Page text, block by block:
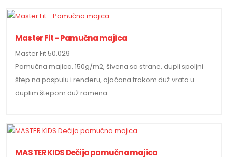
Master Fit - Pamučna majica
Master Fit 50.029
Pamučna majica, 150g/m2, šivena sa strane, dupli spoljni
štep na paspulu i renderu, ojačana trakom duž vrata u
duplim štepom duž ramena
MASTER KIDS Dečija pamučna majica